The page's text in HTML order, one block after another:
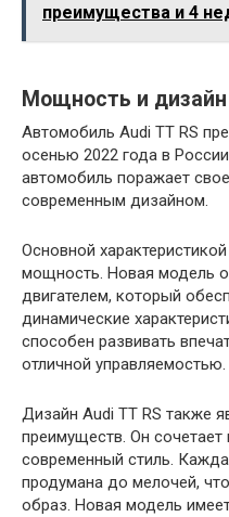
преимущества и 4
Мощность и дизайн
Автомобиль Audi TT RS
осенью 2022 года в
автомобиль поражает
современным дизайном.
Основной
мощность. Новая модель
двигателем, который
динамические
способен развивать
отличной управляемостью.
Дизайн Audi TT RS также
преимуществ. Он сочетает
современный стиль.
продумана до мелочей,
образ. Новая модель